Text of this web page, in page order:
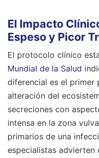
El Impacto
Espeso y Picor
El protocolo clínico
Mundial de la Salud
diferencial es el primer
alteración del
secreciones con
intensa en la zona
primarios de una
especialistas advierten